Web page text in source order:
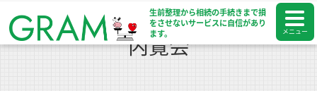
生前整理から相続の手続きまで損
をさせないサービスに自信があり
ます。
メニュー
内覧会